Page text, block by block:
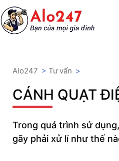
Alo247 > Tư vấn >
CÁNH QUẠT
Trong quá trình sử
gãy phải xử lí như thế